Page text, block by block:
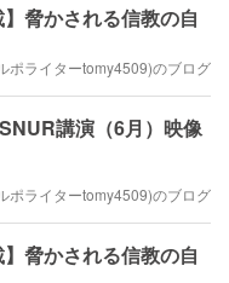
】脅かされる信教の自
ポライターtomy4509)のブログ
講演（6月）映像
ポライターtomy4509)のブログ
】脅かされる信教の自